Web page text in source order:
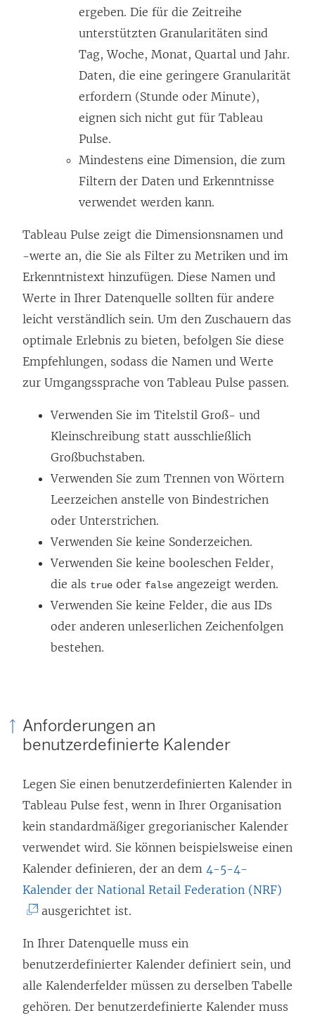
ergeben. Die für die Zeitreihe
unterstützten Granularitäten sind
Tag, Woche, Monat, Quartal und Jahr.
Daten, die eine geringere Granularität
erfordern (Stunde oder Minute),
eignen sich nicht gut für Tableau
Pulse.
Mindestens eine Dimension, die zum
Filtern der Daten und Erkenntnisse
verwendet werden kann.
Tableau Pulse zeigt die Dimensionsnamen und
-werte an, die Sie als Filter zu Metriken und im
Erkenntnistext hinzufügen. Diese Namen und
Werte in Ihrer Datenquelle sollten für andere
leicht verständlich sein. Um den Zuschauern das
optimale Erlebnis zu bieten, befolgen Sie diese
Empfehlungen, sodass die Namen und Werte
zur Umgangssprache von Tableau Pulse passen.
Verwenden Sie im Titelstil Groß- und
Kleinschreibung statt ausschließlich
Großbuchstaben.
Verwenden Sie zum Trennen von Wörtern
Leerzeichen anstelle von Bindestrichen
oder Unterstrichen.
Verwenden Sie keine Sonderzeichen.
Verwenden Sie keine booleschen Felder,
die als true oder false angezeigt werden.
Verwenden Sie keine Felder, die aus IDs
oder anderen unleserlichen Zeichenfolgen
bestehen.
Anforderungen an
benutzerdefinierte Kalender
Legen Sie einen benutzerdefinierten Kalender in
Tableau Pulse fest, wenn in Ihrer Organisation
kein standardmäßiger gregorianischer Kalender
verwendet wird. Sie können beispielsweise einen
Kalender definieren, der an dem 4-5-4-
Kalender der National Retail Federation (NRF)
ausgerichtet ist.
In Ihrer Datenquelle muss ein
benutzerdefinierter Kalender definiert sein, und
alle Kalenderfelder müssen zu derselben Tabelle
gehören. Der benutzerdefinierte Kalender muss